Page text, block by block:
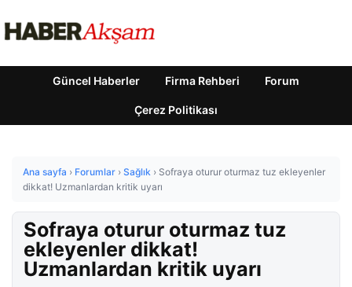
Güncel Haberler Firma Rehberi Forum
Çerez Politikası
Ana sayfa › Forumlar › Sağlık › Sofraya oturur oturmaz tuz ekleyenler
dikkat! Uzmanlardan kritik uyarı
Sofraya oturur oturmaz tuz
ekleyenler dikkat!
Uzmanlardan kritik uyarı